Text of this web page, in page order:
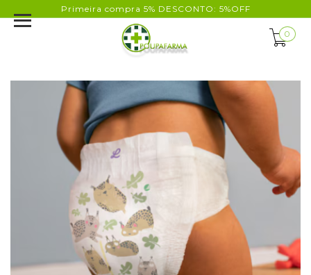
Primeira compra 5% DESCONTO: 5%OFF
0